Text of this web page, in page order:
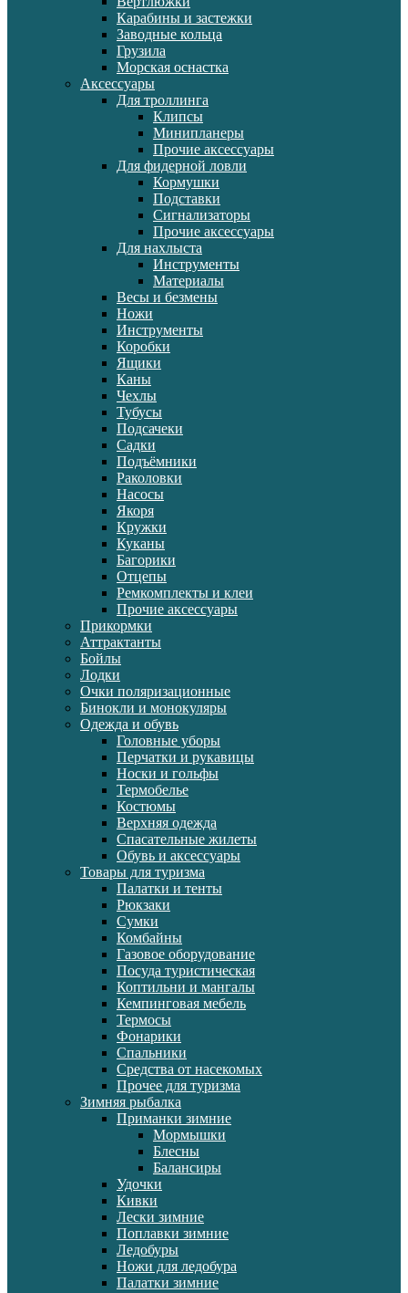
Карабины и застежки
Заводные кольца
Грузила
Морская оснастка
Аксессуары
Для троллинга
Клипсы
Минипланеры
Прочие аксессуары
Для фидерной ловли
Кормушки
Подставки
Сигнализаторы
Прочие аксессуары
Для нахлыста
Инструменты
Материалы
Весы и безмены
Ножи
Инструменты
Коробки
Ящики
Каны
Чехлы
Тубусы
Подсачеки
Садки
Подъёмники
Раколовки
Насосы
Якоря
Кружки
Куканы
Багорики
Отцепы
Ремкомплекты и клеи
Прочие аксессуары
Прикормки
Аттрактанты
Бойлы
Лодки
Очки поляризационные
Бинокли и монокуляры
Одежда и обувь
Головные уборы
Перчатки и рукавицы
Носки и гольфы
Термобелье
Костюмы
Верхняя одежда
Спасательные жилеты
Обувь и аксессуары
Товары для туризма
Палатки и тенты
Рюкзаки
Сумки
Комбайны
Газовое оборудование
Посуда туристическая
Коптильни и мангалы
Кемпинговая мебель
Термосы
Фонарики
Спальники
Средства от насекомых
Прочее для туризма
Зимняя рыбалка
Приманки зимние
Мормышки
Блесны
Балансиры
Удочки
Кивки
Лески зимние
Поплавки зимние
Ледобуры
Ножи для ледобура
Палатки зимние